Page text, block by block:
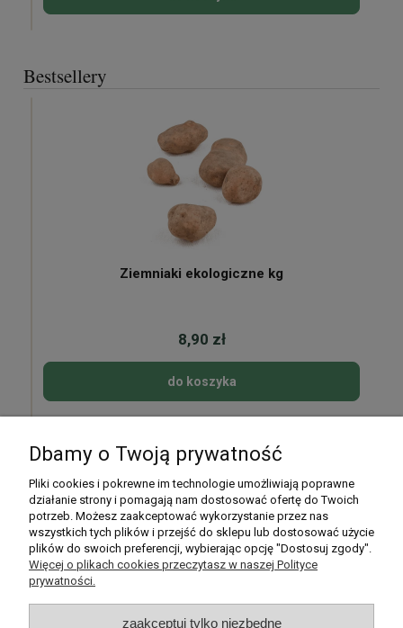
Bestsellery
Ziemniaki ekologiczne kg
8,90 zł
do koszyka
Moje konto
Płatności i dostawa
Informacje
Dbamy o Twoją prywatność
Pliki cookies i pokrewne im technologie umożliwiają poprawne
działanie strony i pomagają nam dostosować ofertę do Twoich
potrzeb. Możesz zaakceptować wykorzystanie przez nas
wszystkich tych plików i przejść do sklepu lub dostosować użycie
plików do swoich preferencji, wybierając opcję "Dostosuj zgody".
Więcej o plikach cookies przeczytasz w naszej Polityce
prywatności.
zaakceptuj tylko niezbędne